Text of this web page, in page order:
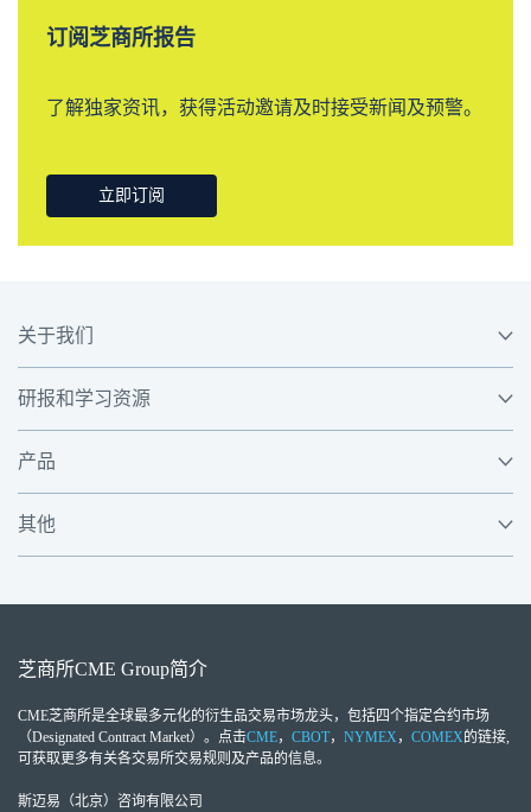
订阅芝商所报告
了解独家资讯，获得活动邀请及时接受新闻及预警。
立即订阅
关于我们
研报和学习资源
产品
其他
芝商所CME Group简介
CME芝商所是全球最多元化的衍生品交易市场龙头，包括四个指定合约市场
（Designated Contract Market）。点击CME， CBOT， NYMEX， COMEX的链接,
可获取更多有关各交易所交易规则及产品的信息。
斯迈易（北京）咨询有限公司